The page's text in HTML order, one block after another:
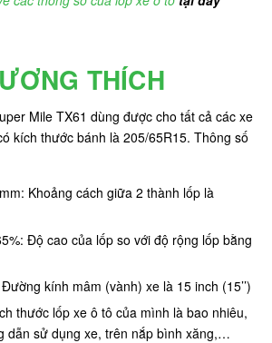
THÍCH
Mile TX61 dùng được cho tất cả các xe
kích thước bánh là 205/65R15. Thông số
Khoảng cách giữa 2 thành lốp là
Độ cao của lốp so với độ rộng lốp bằng
kính mâm (vành) xe là 15 inch (15’’)
thước lốp xe ô tô của mình là bao nhiêu,
dẫn sử dụng xe, trên nắp bình xăng,…